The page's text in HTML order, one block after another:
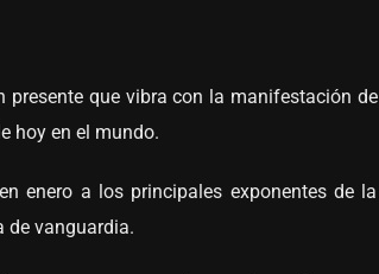
presente que vibra con la manifestación de
hoy en el mundo.
enero a los principales exponentes de la
de vanguardia.